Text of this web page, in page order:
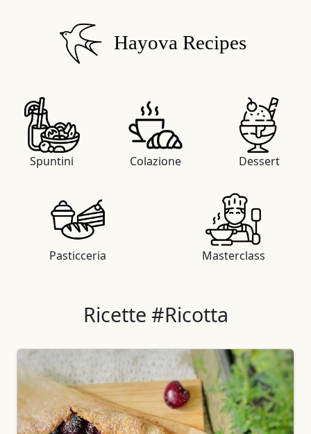
Hayova Recipes
Spuntini Colazione Dessert
Pasticceria Masterclass
Ricette #Ricotta